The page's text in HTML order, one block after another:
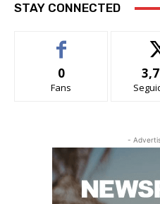
STAY CONNECTED
0
Fans
-